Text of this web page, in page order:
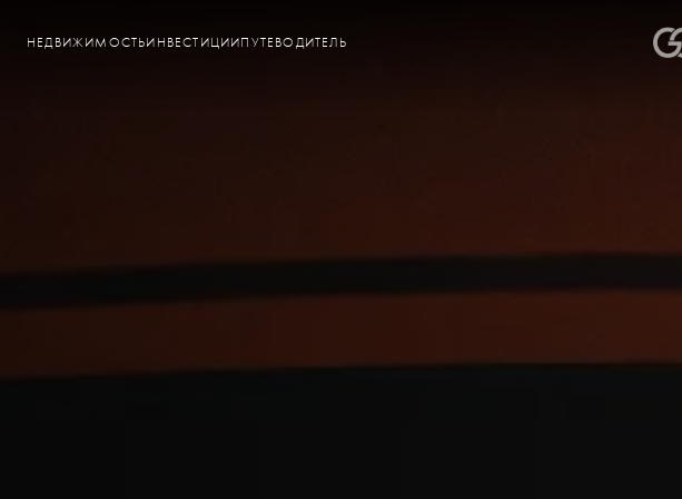
НЕДВИЖИМОСТЬИНВЕСТИЦИИПУТЕВОДИТЕЛЬ